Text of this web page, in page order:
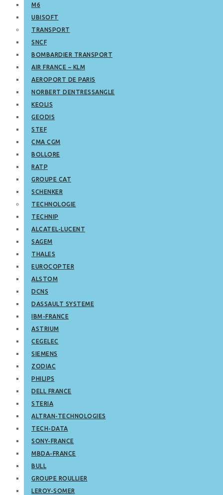
M6
UBISOFT
TRANSPORT
SNCF
BOMBARDIER TRANSPORT
AIR FRANCE – KLM
AEROPORT DE PARIS
NORBERT DENTRESSANGLE
KEOLIS
GEODIS
STEF
CMA CGM
BOLLORE
RATP
GROUPE CAT
SCHENKER
TECHNOLOGIE
TECHNIP
ALCATEL-LUCENT
SAGEM
THALES
EUROCOPTER
ALSTOM
DCNS
DASSAULT SYSTEME
IBM-FRANCE
ASTRIUM
CEGELEC
SIEMENS
ZODIAC
PHILIPS
DELL FRANCE
STERIA
ALTRAN-TECHNOLOGIES
TECH-DATA
SONY-FRANCE
MBDA-FRANCE
BULL
GROUPE ROULLIER
LEROY-SOMER